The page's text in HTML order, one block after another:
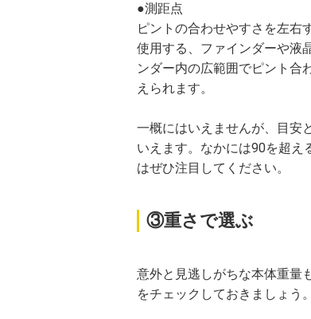
●測距点
ピントの合わせやすさを左右
使用する、ファインダーや液
ンダー内の広範囲でピント合
えられます。
一概にはいえませんが、目安
いえます。なかには90を超え
はぜひ注目してください。
③重さで選ぶ
意外と見逃しがちな本体重量
をチェックしておきましょう。